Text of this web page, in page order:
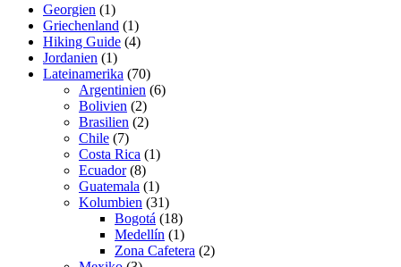
Georgien (1)
Griechenland (1)
Hiking Guide (4)
Jordanien (1)
Lateinamerika (70)
Argentinien (6)
Bolivien (2)
Brasilien (2)
Chile (7)
Costa Rica (1)
Ecuador (8)
Guatemala (1)
Kolumbien (31)
Bogotá (18)
Medellín (1)
Zona Cafetera (2)